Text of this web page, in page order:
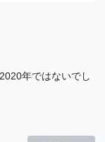
年ではないでし